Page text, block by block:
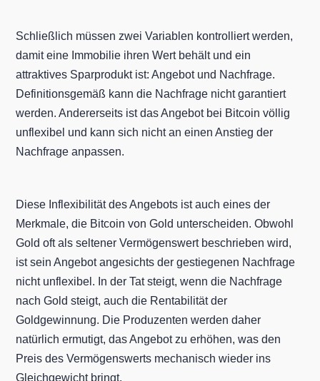
Schließlich müssen zwei Variablen kontrolliert werden,
damit eine Immobilie ihren Wert behält und ein
attraktives Sparprodukt ist: Angebot und Nachfrage.
Definitionsgemäß kann die Nachfrage nicht garantiert
werden. Andererseits ist das Angebot bei Bitcoin völlig
unflexibel und kann sich nicht an einen Anstieg der
Nachfrage anpassen.
Diese Inflexibilität des Angebots ist auch eines der
Merkmale, die Bitcoin von Gold unterscheiden. Obwohl
Gold oft als seltener Vermögenswert beschrieben wird,
ist sein Angebot angesichts der gestiegenen Nachfrage
nicht unflexibel. In der Tat steigt, wenn die Nachfrage
nach Gold steigt, auch die Rentabilität der
Goldgewinnung. Die Produzenten werden daher
natürlich ermutigt, das Angebot zu erhöhen, was den
Preis des Vermögenswerts mechanisch wieder ins
Gleichgewicht bringt.